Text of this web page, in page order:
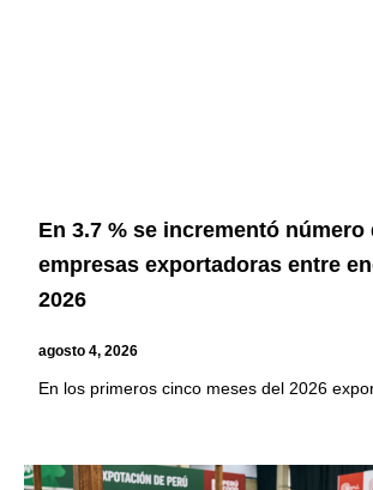
En 3.7 % se incrementó número
empresas exportadoras entre
2026
agosto 4, 2026
En los primeros cinco meses del 2026